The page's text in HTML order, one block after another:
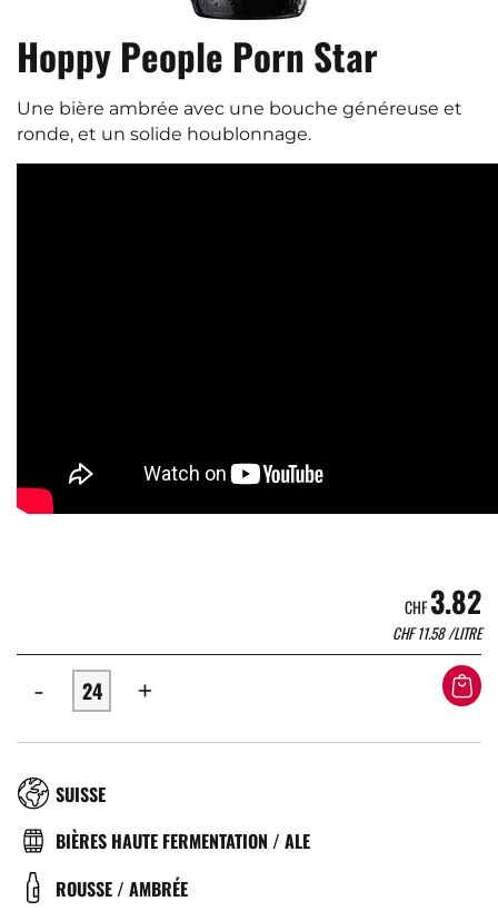
Hoppy People Porn Star
Une bière ambrée avec une bouche généreuse et
ronde, et un solide houblonnage.
CHF3.82
CHF11.58/LITRE
- +
RÉGION
SUISSE
TYPE
BIÈRE
BIÈRES HAUTE FERMENTATION / ALE
COULEUR
ROUSSE / AMBRÉE